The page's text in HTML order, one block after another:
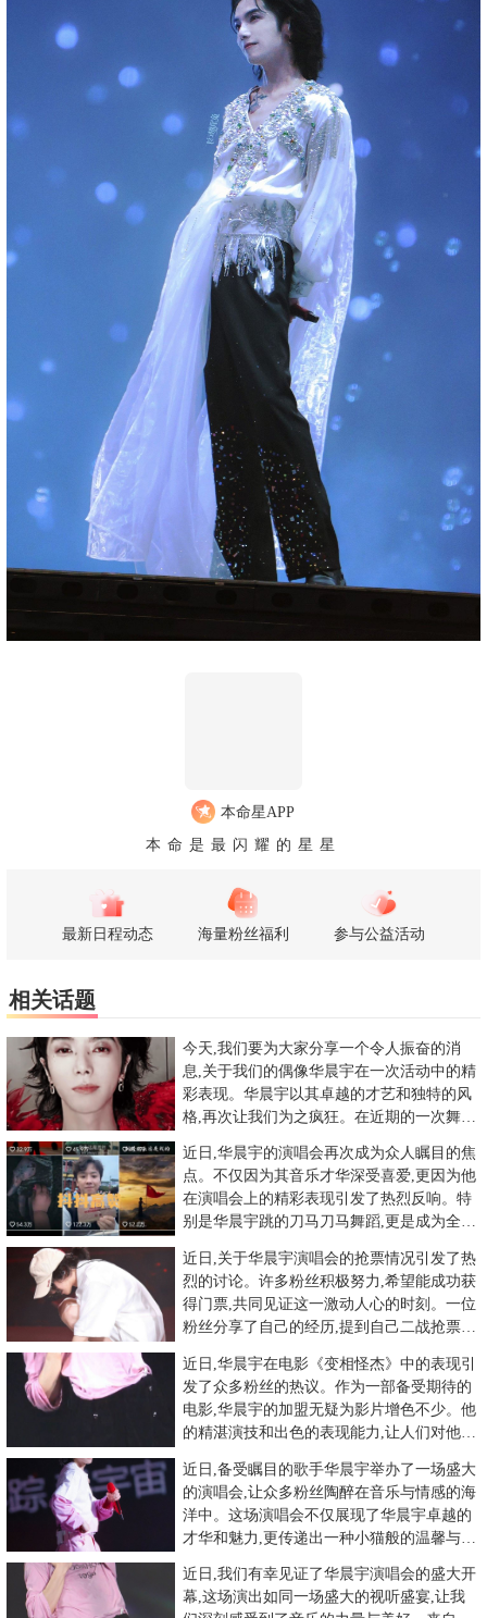
本命星APP
本命是最闪耀的星星
最新日程动态 海量粉丝福利 参与公益活动
相关话题
今天,我们要为大家分享一个令人振奋的消
息,关于我们的偶像华晨宇在一次活动中的精
彩表现。华晨宇以其卓越的才艺和独特的风
格,再次让我们为之疯狂。在近期的一次舞台
近日,华晨宇的演唱会再次成为众人瞩目的焦
点。不仅因为其音乐才华深受喜爱,更因为他
在演唱会上的精彩表现引发了热烈反响。特
别是华晨宇跳的刀马刀马舞蹈,更是成为全场
近日,关于华晨宇演唱会的抢票情况引发了热
烈的讨论。许多粉丝积极努力,希望能成功获
得门票,共同见证这一激动人心的时刻。一位
粉丝分享了自己的经历,提到自己二战抢票仍
近日,华晨宇在电影《变相怪杰》中的表现引
发了众多粉丝的热议。作为一部备受期待的
电影,华晨宇的加盟无疑为影片增色不少。他
的精湛演技和出色的表现能力,让人们对他的
近日,备受瞩目的歌手华晨宇举办了一场盛大
的演唱会,让众多粉丝陶醉在音乐与情感的海
洋中。这场演唱会不仅展现了华晨宇卓越的
才华和魅力,更传递出一种小猫般的温馨与力
近日,我们有幸见证了华晨宇演唱会的盛大开
幕,这场演出如同一场盛大的视听盛宴,让我